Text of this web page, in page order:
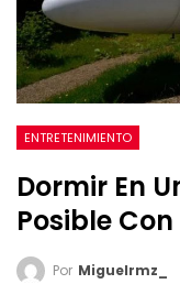
ENTRETENIMIENTO
Dormir En
Posible
Por Miguelrmz_